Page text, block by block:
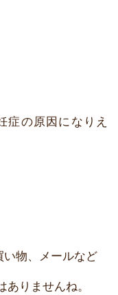
症の原因になりえ
い物、メールなど
りませんね。